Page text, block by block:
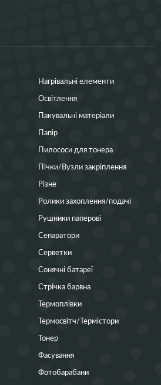
Нагрівальні елементи
Освітлення
Пакувальні матеріали
Папір
Пилососи для тонера
Пічки/Вузли закріплення
Різне
Ролики захоплення/подачі
Рушники паперові
Сепаратори
Серветки
Сонячні батареї
Стрічка барвна
Термоплівки
Термосвітч/Термістори
Тонер
Фасування
Фотобарабани